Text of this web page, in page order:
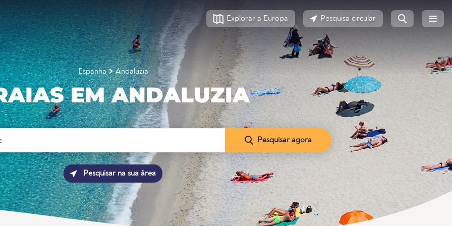
Explorar a Europa Pesquisa circular
Espanha Andaluzia
EM ANDALUZIA
Pesquisar agora
Pesquisar na sua área